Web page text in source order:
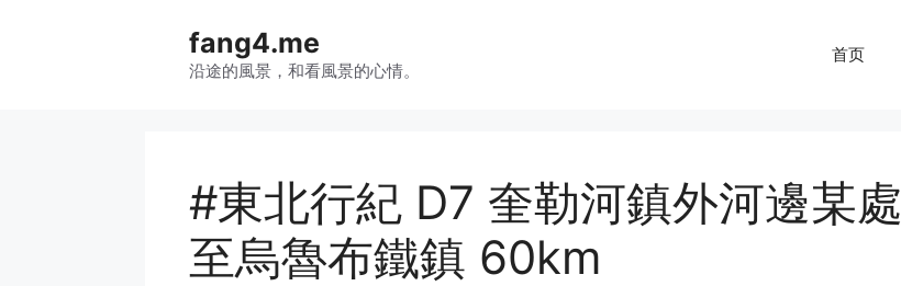
fang4.me
沿途的風景，和看風景的心情。
首页
#東北行紀 D7 奎勒河鎮外河邊某處
至烏魯布鐵鎮 60km